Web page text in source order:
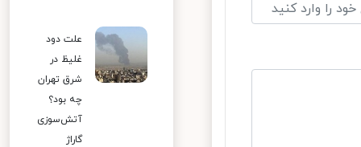
علت دود
غلیظ در
شرق تهران
چه بود؟
آتش‌سوزی
گاراژ